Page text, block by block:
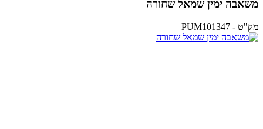
משאבה ימין שמאל שחורה
מק"ט - PUM101347